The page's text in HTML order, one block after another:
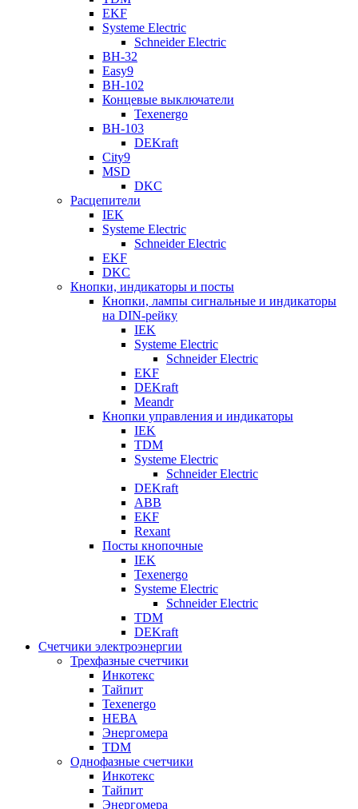
EKF
Systeme Electric
Schneider Electric
ВН-32
Easy9
ВН-102
Концевые выключатели
Texenergo
ВН-103
DEKraft
City9
MSD
DKC
Расцепители
IEK
Systeme Electric
Schneider Electric
EKF
DKC
Кнопки, индикаторы и посты
Кнопки, лампы сигнальные и индикаторы
на DIN-рейку
IEK
Systeme Electric
Schneider Electric
EKF
DEKraft
Meandr
Кнопки управления и индикаторы
IEK
TDM
Systeme Electric
Schneider Electric
DEKraft
ABB
EKF
Rexant
Посты кнопочные
IEK
Texenergo
Systeme Electric
Schneider Electric
TDM
DEKraft
Счетчики электроэнергии
Трехфазные счетчики
Инкотекс
Тайпит
Texenergo
НЕВА
Энергомера
TDM
Однофазные счетчики
Инкотекс
Тайпит
Энергомера